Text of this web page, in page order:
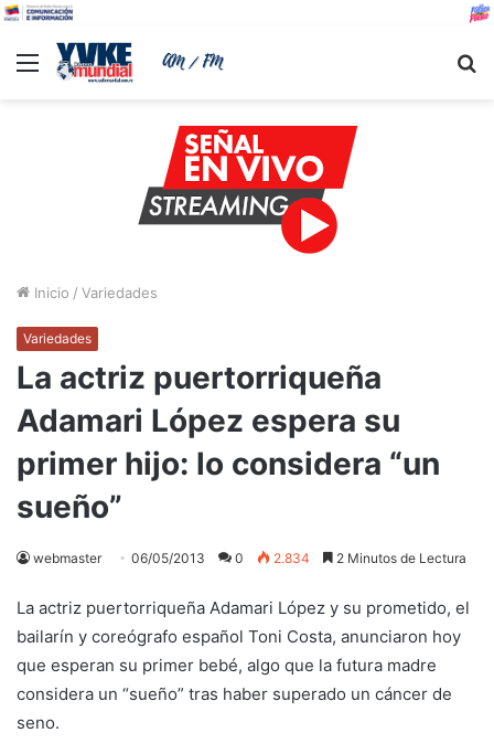
Menu
Inicio / Variedades
Variedades
La actriz puertorriqueña
Adamari López espera su
primer hijo: lo considera “un
sueño”
webmaster 06/05/2013 0 2.834 2 Minutos de Lectura
La actriz puertorriqueña Adamari López y su prometido, el
bailarín y coreógrafo español Toni Costa, anunciaron hoy
que esperan su primer bebé, algo que la futura madre
considera un “sueño” tras haber superado un cáncer de
seno.